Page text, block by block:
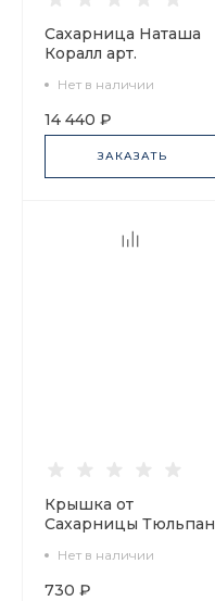
Сахарница Наташа
Коралл арт.
Нет в наличии
14 440 ₽
ЗАКАЗАТЬ
Крышка от
Сахарницы Тюльпан
80.04230.00.1
Нет в наличии
730 ₽